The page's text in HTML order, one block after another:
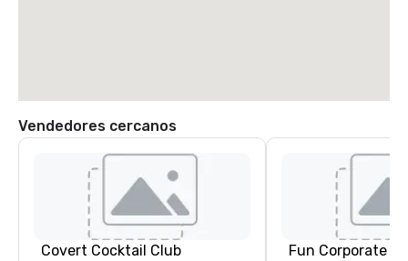
Vendedores cercanos
Covert Cocktail Club Fun Corporate